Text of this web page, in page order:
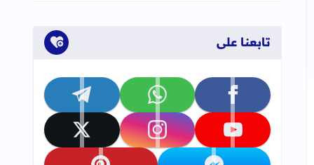
العلامات المرجعية
تابعنا على
تابعنا على facebook تابعنا على whatsapp تابعنا على telegram
تابعنا على youtube تابعنا على instagram تابعنا على x